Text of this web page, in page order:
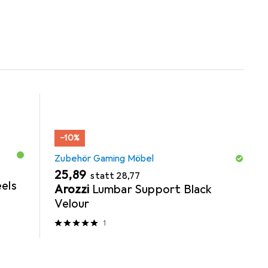
−10%
Zubehör Gaming Möbel
EUR
25,89 statt EUR
28,77
Arozzi Lumbar Support Black
Velour
1